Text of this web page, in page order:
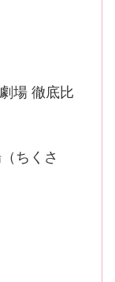
場 徹底比
ちくさ